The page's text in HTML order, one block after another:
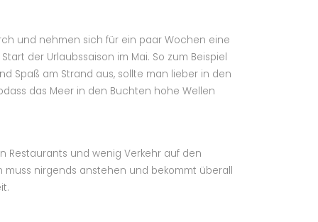
und nehmen sich für ein paar Wochen eine
der Urlaubssaison im Mai. So zum Beispiel
Spaß am Strand aus, sollte man lieber in den
das Meer in den Buchten hohe Wellen
Restaurants und wenig Verkehr auf den
muss nirgends anstehen und bekommt überall